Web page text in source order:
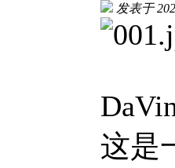
发表于
这是